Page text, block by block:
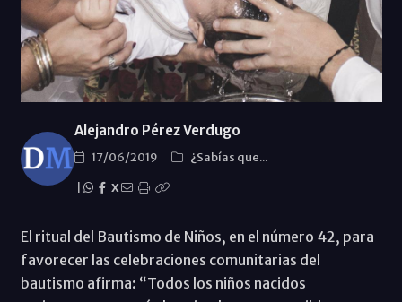
Alejandro Pérez Verdugo
17/06/2019
¿Sabías que...
X
El ritual del Bautismo de Niños, en el número 42, para
favorecer las celebraciones comunitarias del
bautismo afirma: “Todos los niños nacidos